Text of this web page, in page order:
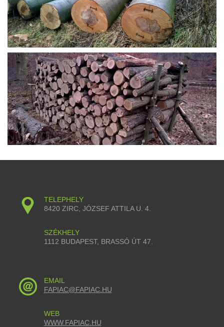
TELEPHELY
8420 ZIRC, JÓZSEF ATTILA U. 4.
SZÉKHELY
1112 BUDAPEST, BRASSÓ ÚT 47.
EMAIL
FAPIAC@FAPIAC.HU
WEB
WWW.FAPIAC.HU